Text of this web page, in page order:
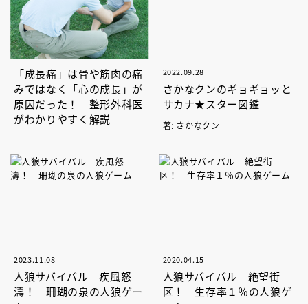
「成長痛」は骨や筋肉の痛
みではなく「心の成長」が
原因だった！ 整形外科医
がわかりやすく解説
2022.09.28
さかなクンのギョギョッと
サカナ★スター図鑑
著: さかなクン
2023.11.08
人狼サバイバル 疾風怒
濤！ 珊瑚の泉の人狼ゲー
2020.04.15
人狼サバイバル 絶望街
区！ 生存率１％の人狼ゲ